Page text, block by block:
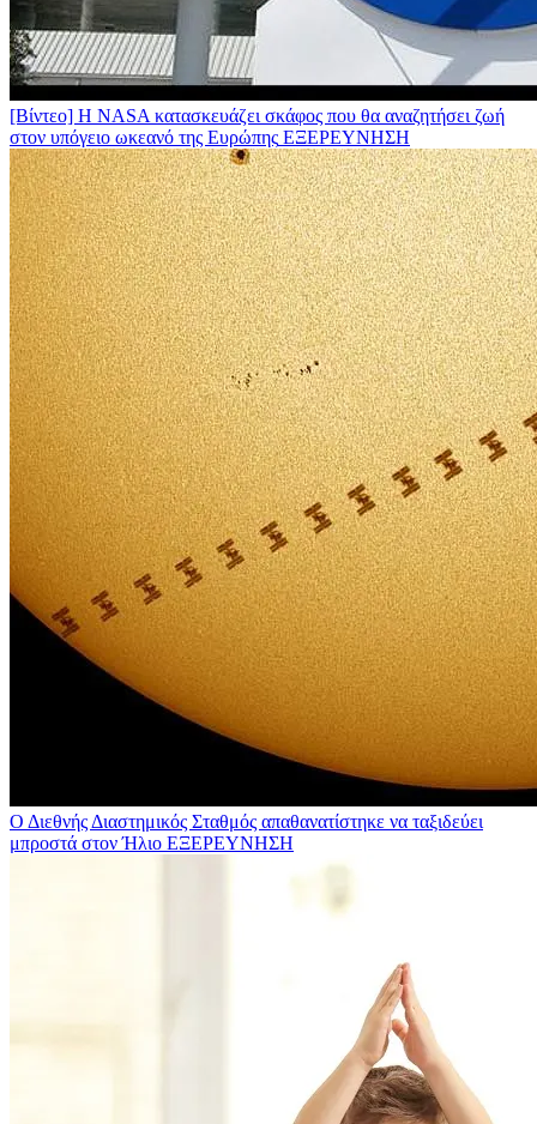
[Βίντεο] Η NASA κατασκευάζει σκάφος που θα αναζητήσει ζωή
στον υπόγειο ωκεανό της Ευρώπης ΕΞΕΡΕΥΝΗΣΗ
Ο Διεθνής Διαστημικός Σταθμός απαθανατίστηκε να ταξιδεύει
μπροστά στον Ήλιο ΕΞΕΡΕΥΝΗΣΗ